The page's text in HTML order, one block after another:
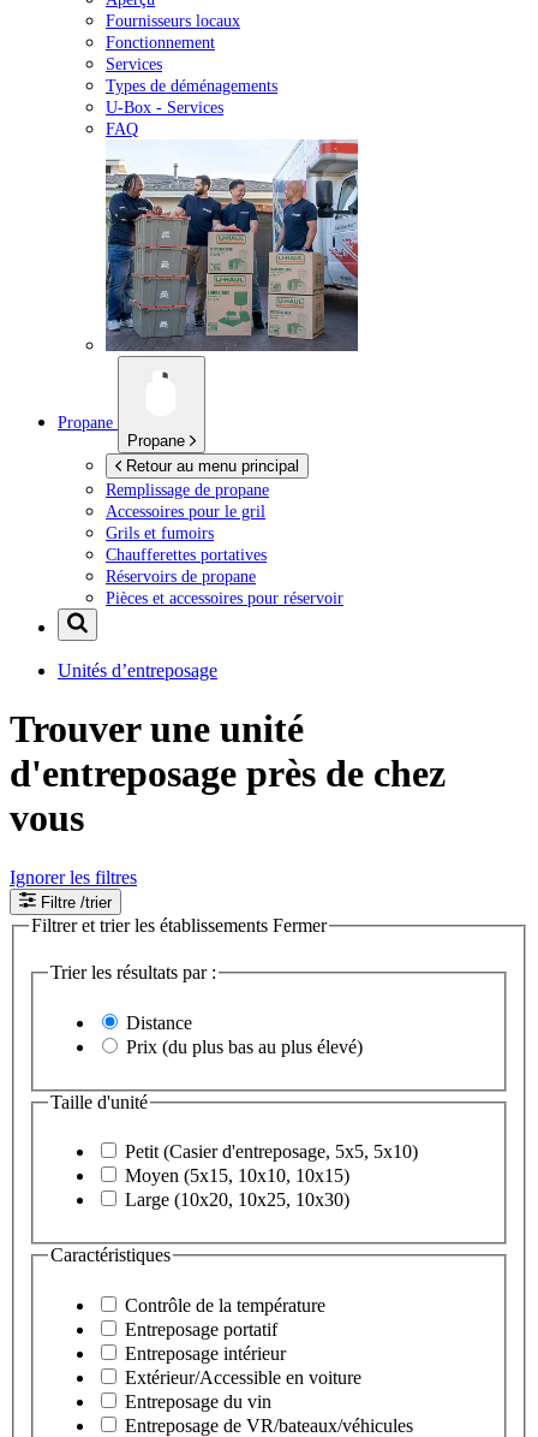
Fournisseurs locaux
Fonctionnement
Services
Types de déménagements
U-Box - Services
FAQ
Propane
Propane
Retour au menu principal
Remplissage de propane
Accessoires pour le gril
Grils et fumoirs
Chaufferettes portatives
Réservoirs de propane
Pièces et accessoires pour réservoir
Unités d’entreposage
Trouver une unité
d'entreposage près de chez
vous
Ignorer les filtres
Filtre /trier
Filtrer et trier les établissements Fermer
Trier les résultats par :
Distance
Prix (du plus bas au plus élevé)
Taille d'unité
Petit (Casier d'entreposage, 5x5, 5x10)
Moyen (5x15, 10x10, 10x15)
Large (10x20, 10x25, 10x30)
Caractéristiques
Contrôle de la température
Entreposage portatif
Entreposage intérieur
Extérieur/Accessible en voiture
Entreposage du vin
Entreposage de VR/bateaux/véhicules